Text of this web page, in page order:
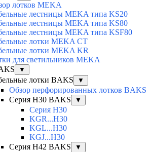
лотков MEKA
лестницы MEKA типа KS20
лестницы MEKA типа KS80
лестницы MEKA типа KSF80
лотки MEKA CT
лотки MEKA KR
для светильников MEKA
▼
лотки BAKS ▼
Обзор перфорированных лотков BAKS
Серия H30 BAKS
▼
Серия H30
KGR...H30
KGL...H30
KGJ...H30
Серия H42 BAKS
▼